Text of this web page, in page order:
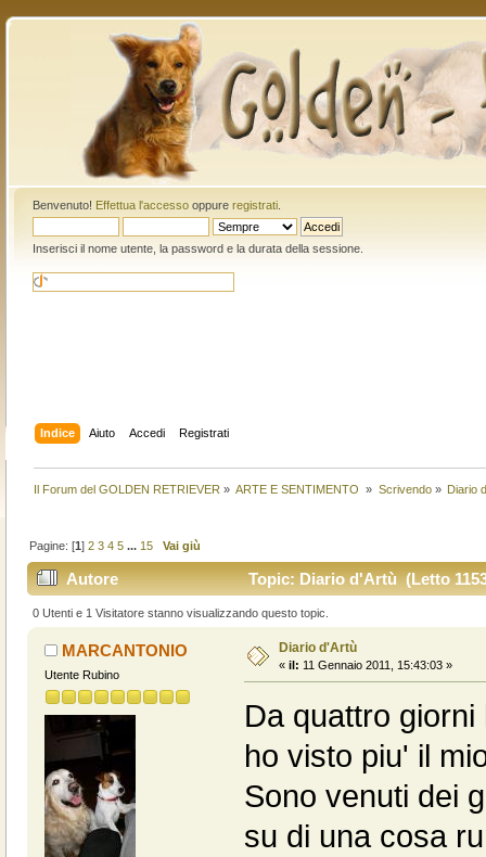
Benvenuto! Effettua l'accessooppure registrati.
Inserisci il nome utente, la password e la durata della sessione.
Indice Aiuto Accedi Registrati
Il Forum del GOLDEN RETRIEVER » ARTE E SENTIMENTO » Scrivendo» Diario
Pagine: [1]2 3 4 5 ... 15 Vai giù
Autore Topic: Diario d'Artù (Letto
0 Utenti e 1 Visitatore stanno visualizzando questo topic.
MARCANTONIO
Utente Rubino
Diario d'Artù
« il: 11 Gennaio 2011, 15:43:03 »
Da quattro
ho visto piu' il
Sono venuti dei
su di una cosa